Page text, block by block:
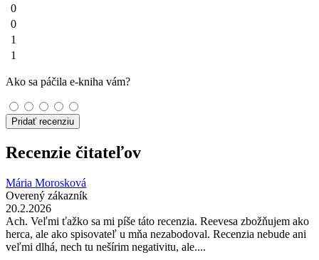
0
0
1
1
Ako sa páčila e-kniha vám?
Pridať recenziu
Recenzie čitateľov
Mária Morosková
Overený zákazník
20.2.2026
Ach. Veľmi ťažko sa mi píše táto recenzia. Reevesa zbožňujem ako
herca, ale ako spisovateľ u mňa nezabodoval. Recenzia nebude ani
veľmi dlhá, nech tu nešírim negativitu, ale....